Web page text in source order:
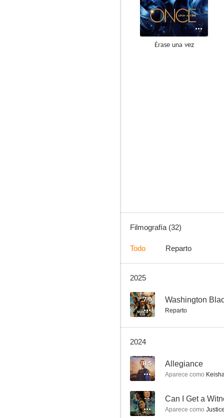
Érase una vez
8.5
Allegiance
7.2
Filmografía (32)
Todo Reparto
2025
7.0 Washington
Reparto
2024
8.5 Allegiance
Aparece como
-- Can I Get a
Aparece como